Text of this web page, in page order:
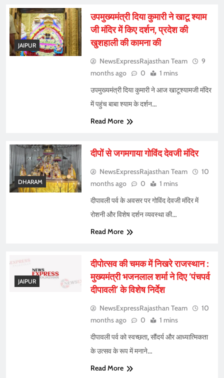
JAIPUR
उपमुख्यमंत्री दिया कुमारी ने खाटू श्याम
जी मंदिर में किए दर्शन, प्रदेश की
खुशहाली की कामना की
NewsExpressRajasthan Team
9
months ago
0 1 mins
उपमुख्यमंत्री दिया कुमारी ने आज खाटूश्यामजी मंदिर
में पहुंच बाबा श्याम के दर्शन…
Read More
DHARAM
दीपों से जगमगाया गोविंद देवजी मंदिर
NewsExpressRajasthan Team
10
months ago
0 1 mins
दीपावली पर्व के अवसर पर गोविंद देवजी मंदिर में
रोशनी और विशेष दर्शन व्यवस्था की…
Read More
JAIPUR
दीपोत्सव की चमक में निखरे राजस्थान :
मुख्यमंत्री भजनलाल शर्मा ने दिए ‘पंचपर्व
दीपावली’ के विशेष निर्देश
NewsExpressRajasthan Team
10
months ago
0 1 mins
दीपावली पर्व को स्वच्छता, सौंदर्य और आध्यात्मिकता
के उत्सव के रूप में मनाने…
Read More